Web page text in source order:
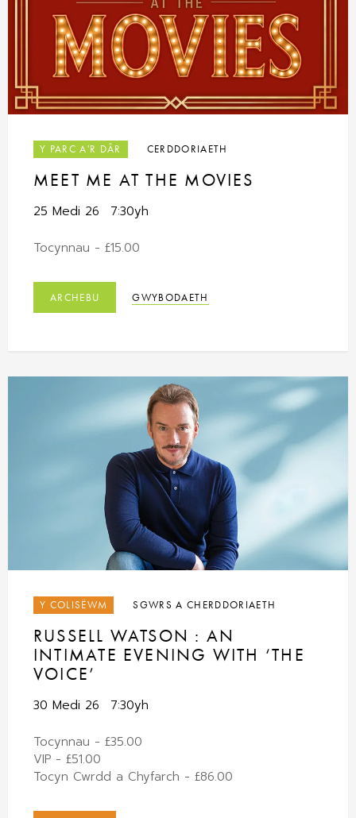
Y PARC A'R DÂR CERDDORIAETH
MEET ME AT THE MOVIES
25 Medi 26 7:30yh
Tocynnau - £15.00
ARCHEBU GWYBODAETH
Y COLISËWM SGWRS A CHERDDORIAETH
RUSSELL WATSON : AN
INTIMATE EVENING WITH ‘THE
VOICE’
30 Medi 26 7:30yh
Tocynnau - £35.00
VIP - £51.00
Tocyn Cwrdd a Chyfarch - £86.00